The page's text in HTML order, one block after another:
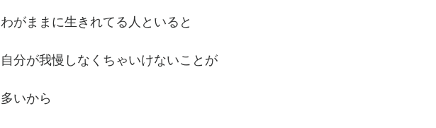
わがままに生きれてる人といると
自分が我慢しなくちゃいけないことが
多いから